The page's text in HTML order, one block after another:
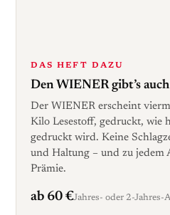
DAS HEFT DAZU
Den WIENER gibt’s
Der WIENER erscheint
Kilo Lesestoff, gedruckt, wie
gedruckt wird. Keine
und Haltung – und zu jedem
Prämie.
ab 60 €Jahres- oder 2-Jahres-